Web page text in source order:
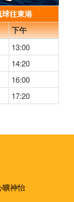
往東港
下午
13:00
14:20
16:00
17:20
曠神怡